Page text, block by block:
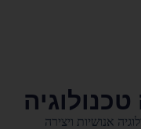
אנושיות ויצירה